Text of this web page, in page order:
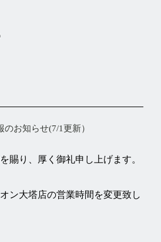
のお知らせ(7/1更新）
賜り、厚く御礼申し上げます。
ン大塔店の営業時間を変更致し